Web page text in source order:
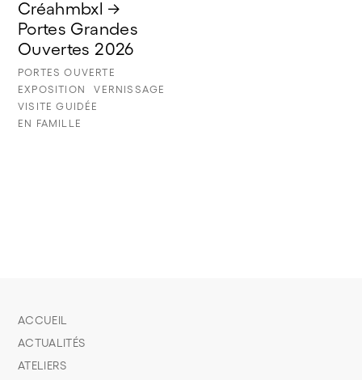
Créahmbxl →
Portes Grandes
Ouvertes 2026
PORTES OUVERTE
EXPOSITION
VERNISSAGE
VISITE GUIDÉE
EN FAMILLE
ACCUEIL
ACTUALITÉS
ATELIERS